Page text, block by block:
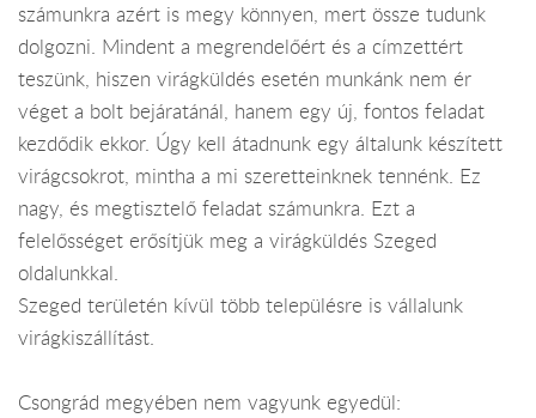
számunkra azért is megy könnyen, mert össze tudunk
dolgozni. Mindent a megrendelőért és a címzettért
teszünk, hiszen virágküldés esetén munkánk nem ér
véget a bolt bejáratánál, hanem egy új, fontos feladat
kezdődik ekkor. Úgy kell átadnunk egy általunk készített
virágcsokrot, mintha a mi szeretteinknek tennénk. Ez
nagy, és megtisztelő feladat számunkra. Ezt a
felelősséget erősítjük meg a virágküldés Szeged
oldalunkkal.
Szeged területén kívül több településre is vállalunk
virágkiszállítást.
Csongrád megyében nem vagyunk egyedül: